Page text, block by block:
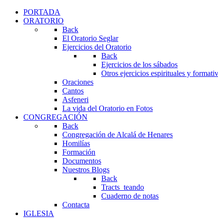
PORTADA
ORATORIO
Back
El Oratorio Seglar
Ejercicios del Oratorio
Back
Ejercicios de los sábados
Otros ejercicios espirituales y
Oraciones
Cantos
Asfeneri
La vida del Oratorio en Fotos
CONGREGACIÓN
Back
Congregación de Alcalá de Henares
Homilías
Formación
Documentos
Nuestros Blogs
Back
Tracts_teando
Cuaderno de notas
Contacta
IGLESIA